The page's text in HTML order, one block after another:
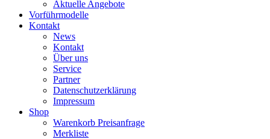
Aktuelle Angebote
Vorführmodelle
Kontakt
News
Kontakt
Über uns
Service
Partner
Datenschutzerklärung
Impressum
Shop
Warenkorb Preisanfrage
Merkliste